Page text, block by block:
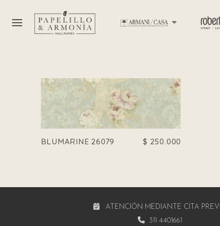
BLUMARINE 26079 $ 250.000
ATENCIÓN MEDIANTE CITA
311 4401661